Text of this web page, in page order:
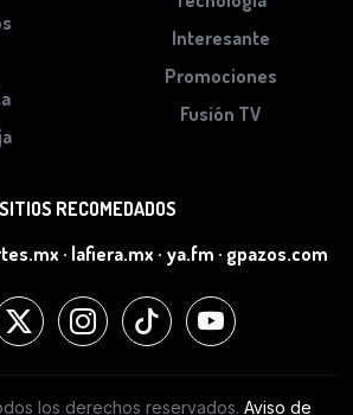
Interesante
Promociones
Fusión TV
SITIOS RECOMEDADOS
· lafiera.mx · ya.fm · gpazos.com
los derechos reservados. Aviso de